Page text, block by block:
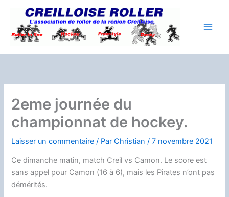
contenu
2eme journée du
championnat de hockey.
Laisser un commentaire / ParChristian/7 novembre 2021
Ce dimanche matin, match Creil vs Camon. Le score est
sans appel pour Camon (16 à 6), mais les Pirates n’ont pas
démérités.